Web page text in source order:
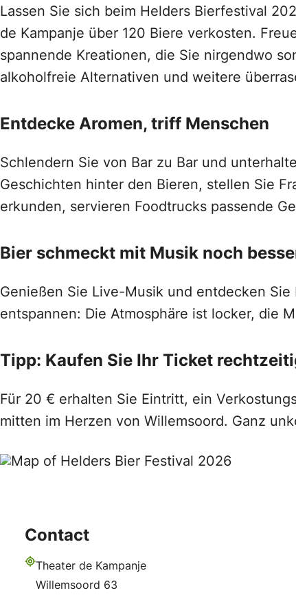
Lassen Sie sich beim Helders Bierfestival
de Kampanje über 120 Biere verkosten.
spannende Kreationen, die Sie nirgendwo
alkoholfreie Alternativen und weitere
Entdecke Aromen, triff Menschen
Schlendern Sie von Bar zu Bar und
Geschichten hinter den Bieren, stellen Sie
erkunden, servieren Foodtrucks passende
Bier schmeckt mit Musik noch
Genießen Sie Live-Musik und entdecken
entspannen: Die Atmosphäre ist locker, die
Tipp: Kaufen Sie Ihr Ticket
Für 20 € erhalten Sie Eintritt, ein
mitten im Herzen von Willemsoord. Ganz
Contact
Theater de Kampanje
Willemsoord 63